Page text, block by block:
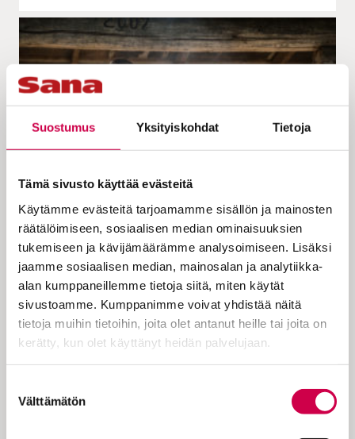
Suostumus Yksityiskohdat Tietoja
Tämä sivusto käyttää evästeitä
Käytämme evästeitä tarjoamamme sisällön ja mainosten
räätälöimiseen, sosiaalisen median ominaisuuksien
tukemiseen ja kävijämäärämme analysoimiseen. Lisäksi
jaamme sosiaalisen median, mainosalan ja analytiikka-
alan kumppaneillemme tietoja siitä, miten käytät
sivustoamme. Kumppanimme voivat yhdistää näitä
tietoja muihin tietoihin, joita olet antanut heille tai joita on
kerätty, kun olet käyttänyt heidän palvelujaan.
valinta
Välttämätön
Jaakko on valkolainen ja Alvar romani: tällaista
on heidän ystävyytensä